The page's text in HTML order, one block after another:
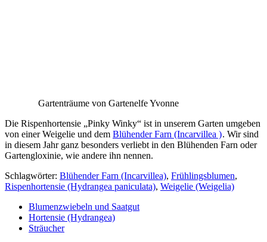
Gartenträume von Gartenelfe Yvonne
Die Rispenhortensie „Pinky Winky“ ist in unserem Garten umgeben
von einer Weigelie und dem Blühender Farn (Incarvillea ). Wir sind
in diesem Jahr ganz besonders verliebt in den Blühenden Farn oder
Gartengloxinie, wie andere ihn nennen.
Schlagwörter: Blühender Farn (Incarvillea), Frühlingsblumen,
Rispenhortensie (Hydrangea paniculata), Weigelie (Weigelia)
Blumenzwiebeln und Saatgut
Hortensie (Hydrangea)
Sträucher